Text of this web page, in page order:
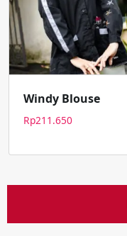
Windy Blouse
Rp211.650